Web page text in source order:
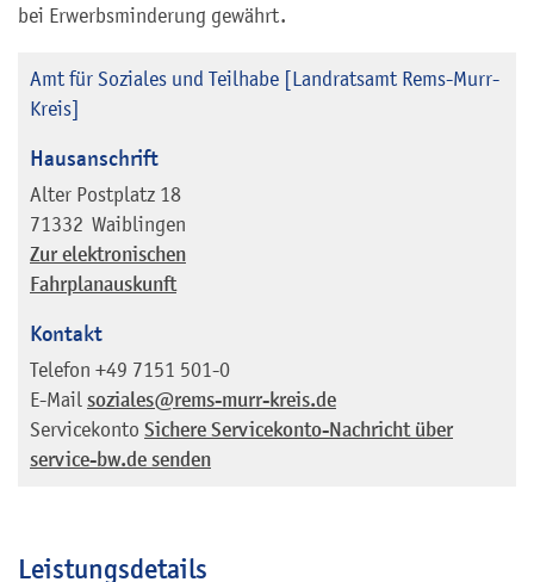
bei Erwerbsminderung gewährt.
Amt für Soziales und Teilhabe [Landratsamt Rems-Murr-
Kreis]
Hausanschrift
Alter Postplatz 18
71332 Waiblingen
Zur elektronischen
Fahrplanauskunft
Kontakt
Telefon +49 7151 501-0
E-Mail soziales@rems-murr-kreis.de
Servicekonto Sichere Servicekonto-Nachricht über
service-bw.de senden
Leistungsdetails